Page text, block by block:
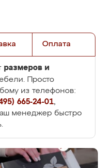
Оплата
размеров и
Просто
из телефонов:
665-24-01,
менеджер быстро